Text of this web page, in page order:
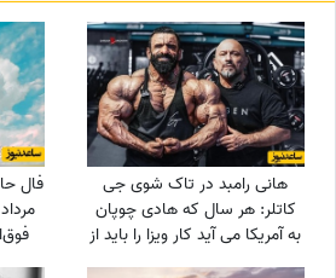
هانی رامبد در تاک شوی جی
کاتلر: هر سال که هادی چوپان
به آمریکا می آید کار ویزا را باید از
صفر انجام دهیم/ این که او
کمی